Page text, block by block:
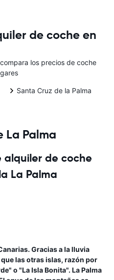
de coche en
los precios de coche
Santa Cruz de la Palma
La Palma
alquiler de coche
La Palma
Gracias a la lluvia
las otras islas, razón por
o "La Isla Bonita". La Palma